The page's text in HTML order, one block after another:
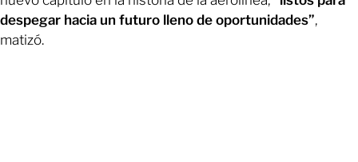
despegar hacia un futuro lleno de oportunidades”,
matizó.